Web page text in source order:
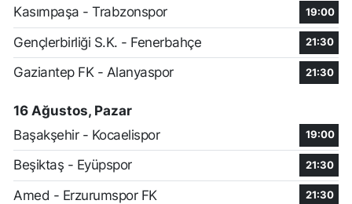
Kasımpaşa - Trabzonspor 19:00
Gençlerbirliği S.K. - Fenerbahçe 21:30
Gaziantep FK - Alanyaspor 21:30
16 Ağustos, Pazar
Başakşehir - Kocaelispor
19:00
Beşiktaş - Eyüpspor 21:30
Amed - Erzurumspor FK 21:30